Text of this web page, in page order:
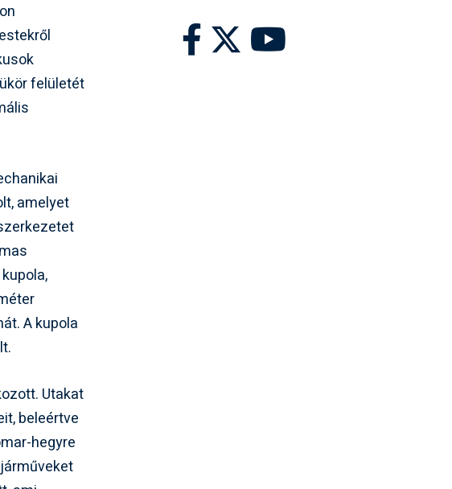
felületét
amelyet
A kupola
Utakat
beleértve
hegyre